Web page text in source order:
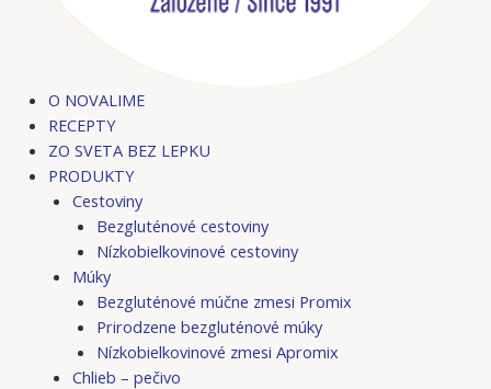
O NOVALIME
RECEPTY
ZO SVETA BEZ LEPKU
PRODUKTY
Cestoviny
Bezgluténové cestoviny
Nízkobielkovinové cestoviny
Múky
Bezgluténové múčne zmesi Promix
Prirodzene bezgluténové múky
Nízkobielkovinové zmesi Apromix
Chlieb – pečivo